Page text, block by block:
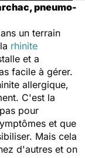
pneumo-
un terrain
rhinite
et a
facile à gérer.
allergique,
C'est la
pour
et que
Mais cela
d'autres et on